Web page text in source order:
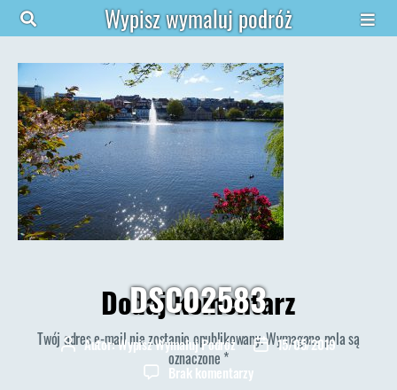
Wypisz wymaluj podróż
DSC02583
AutorAutor:Wypisz Wymaluj Podróż
Data15/05/2019
Brak komentarzydo
Dodaj komentarz
Twój adres e-mail nie zostanie opublikowany.Wymagane pola są
oznaczone *